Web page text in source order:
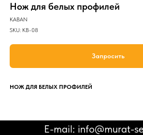
Нож для белых профилей
КАВАN
SKU: KB-08
Запросить
НОЖ ДЛЯ БЕЛЫХ ПРОФИЛЕЙ
E-mail: info@murat-